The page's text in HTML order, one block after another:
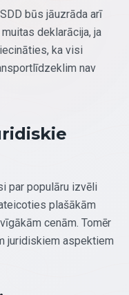
būs jāuzrāda arī
deklarācija, ja
ka visi
nav
par populāru izvēli
plašākām
cenām. Tomēr
juridiskiem aspektiem